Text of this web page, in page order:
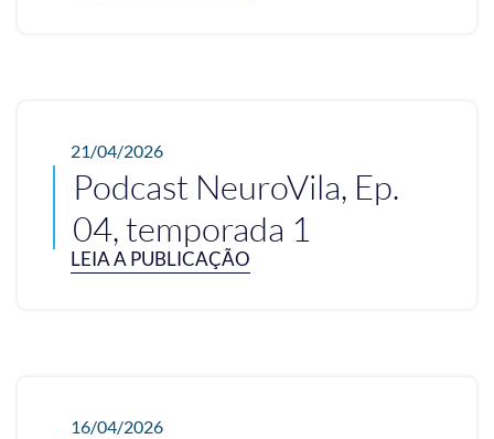
21/04/2026
Podcast NeuroVila, Ep.
04, temporada 1
LEIA A PUBLICAÇÃO
16/04/2026